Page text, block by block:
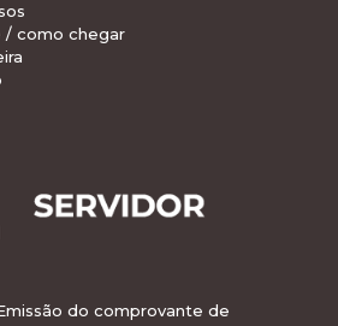
/ como chegar
do comprovante de